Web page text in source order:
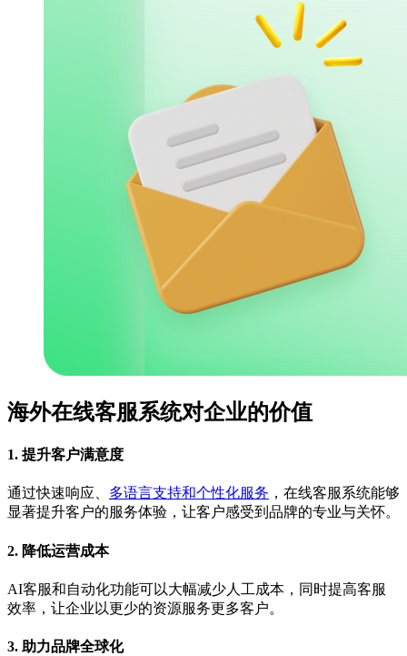
海外在线客服系统对企业的价值
1. 提升客户满意度
通过快速响应、 多语言支持和个性化服务 ，在线客服系统能够
显著提升客户的服务体验，让客户感受到品牌的专业与关怀。
2. 降低运营成本
AI客服和自动化功能可以大幅减少人工成本，同时提高客服
效率，让企业以更少的资源服务更多客户。
3. 助力品牌全球化